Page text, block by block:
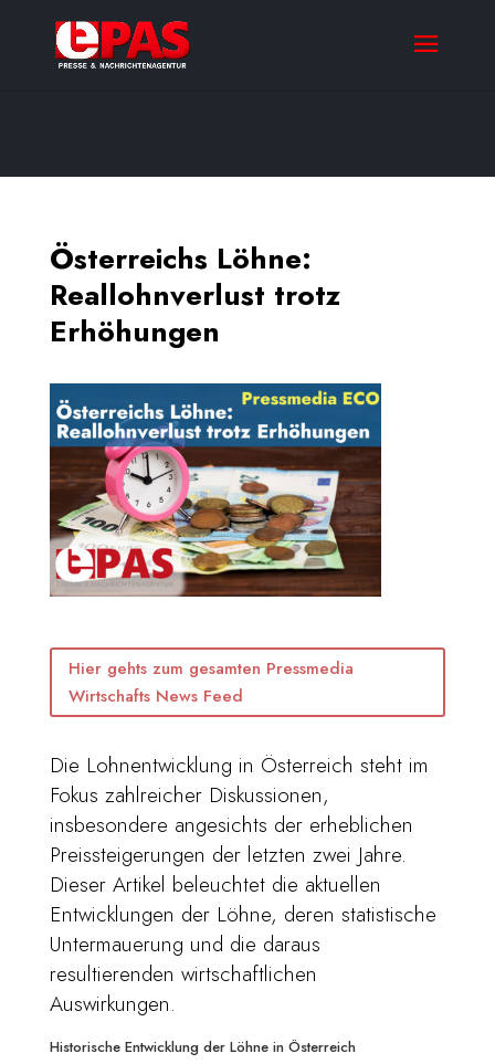
Österreichs Löhne:
Reallohnverlust trotz
Erhöhungen
Hier gehts zum gesamten Pressmedia
Wirtschafts News Feed
Die Lohnentwicklung in Österreich steht im
Fokus zahlreicher Diskussionen,
insbesondere angesichts der erheblichen
Preissteigerungen der letzten zwei Jahre.
Dieser Artikel beleuchtet die aktuellen
Entwicklungen der Löhne, deren statistische
Untermauerung und die daraus
resultierenden wirtschaftlichen
Auswirkungen.
Historische Entwicklung der Löhne in Österreich